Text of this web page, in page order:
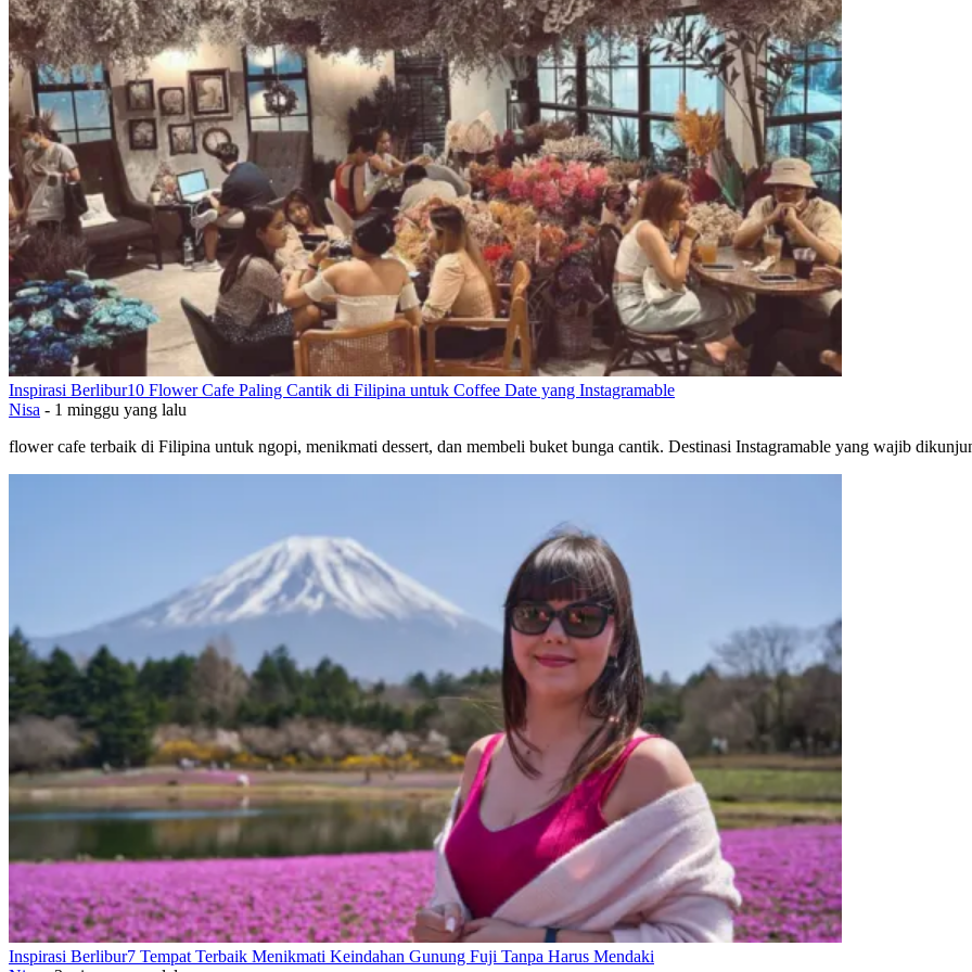
Inspirasi Berlibur10 Flower Cafe Paling Cantik di Filipina untuk Coffee Date yang Instagramable
Nisa - 1 minggu yang lalu
flower cafe terbaik di Filipina untuk ngopi, menikmati dessert, dan membeli buket bunga cantik. Destinasi Instagramable yang wajib
Inspirasi Berlibur7 Tempat Terbaik Menikmati Keindahan Gunung Fuji Tanpa Harus Mendaki